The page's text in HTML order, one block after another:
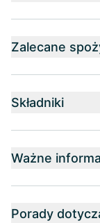
Zalecane
Składniki
Ważne
Porady